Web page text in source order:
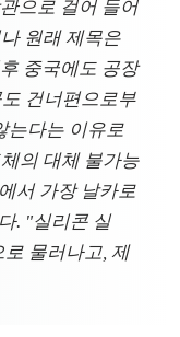
으로 걸어 들어
원래 제목은
중국에도 공장
건너편으로부
는다는 이유로
의 대체 불가능
서 가장 날카로
. "실리콘 실
물러나고, 제